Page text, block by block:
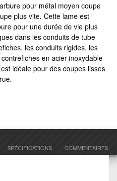
pour métal moyen coupe
plus vite. Cette lame est
pour une durée de vie plus
dans les conduits de tube
les conduits rigides, les
en acier inoxydable
idéale pour des coupes lisses
SPÉCIFICATIONS COMMENTAIRES